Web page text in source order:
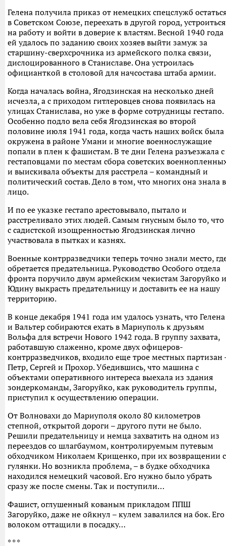
Гелена получила приказ от немецких спецслужб
в Советском Союзе, переехать в другой город, устроиться
на работу и войти в доверие к властям. Весной 1940 года
ей удалось по заданию своих хозяев выйти замуж за
старшину-сверхсрочника из армейского полка связи,
дислоцированного в Станиславе. Она устроилась
официанткой в столовой для начсостава штаба армии.
Когда началась война, Ягодзинская на несколько дней
исчезла, а с приходом гитлеровцев снова появилась на
улицах Станислава, но уже в форме сотрудницы гестапо.
Особенно подло вела себя Ягодзинская во второй
половине июля 1941 года, когда часть наших войск была
окружена в районе Умани и многие военнослужащие
попали в плен к фашистам. В те дни Гелена разъезжала с
гестаповцами по местам сбора советских
и выискивала объекты для расстрела – командный и
политический состав. Дело в том, что многих она знала в
лицо.
И по ее указке гестапо арестовывало, пытало и
расстреливало этих людей. Самым гнусным было то, что
с садистской изощренностью Ягодзинская лично
участвовала в пытках и казнях.
Военные контрразведчики теперь точно знали место,
обретается предательница. Руководство Особого отдела
фронта поручило двум армейским чекистам Загоруйко и
Юдину выкрасть предательницу и доставить ее на нашу
территорию.
В конце декабря 1941 года им удалось узнать, что Гелена
и Вальтер собираются ехать в Мариуполь к друзьям
Вольфа для встречи Нового 1942 года. В группу захвата,
работавшую слаженно, кроме двух офицеров-
контрразведчиков, входило еще трое местных партизан
Петр, Сергей и Прохор. Убедившись, что машина с
объектами оперативного интереса выехала из здания
зондеркоманды, Загоруйко, как руководитель группы,
приступил к осуществлению операции.
От Волновахи до Мариуполя около 80 километров
степной, открытой дороги – другого пути не было.
Решили предательницу и немца захватить на одном из
переездов со шлагбаумом, контролируемым путевым
обходчиком Николаем Крищенко, при их возвращении с
гулянки. Но возникла проблема, – в будке обходчика
находился немецкий часовой. Его нужно было убрать
сразу же после смены. Так и поступили…
Фашист, оглушенный кованым прикладом ППШ
Загоруйко, даже не ойкнул – кулем завалился на бок. Его
волоком оттащили в посадку…
* * *